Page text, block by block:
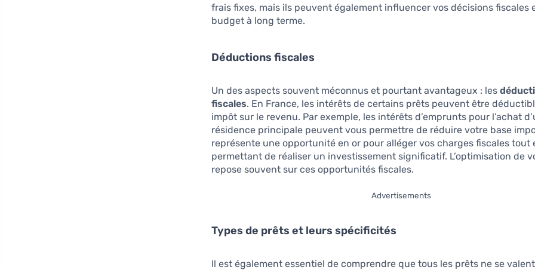
frais fixes, mais ils peuvent également influencer vos décisions fiscales
budget à long terme.
Déductions fiscales
Un des aspects souvent méconnus et pourtant avantageux : les
fiscales. En France, les intérêts de certains prêts peuvent être
impôt sur le revenu. Par exemple, les intérêts d’emprunts pour l’achat
résidence principale peuvent vous permettre de réduire votre base
représente une opportunité en or pour alléger vos charges fiscales tout
permettant de réaliser un investissement significatif. L’optimisation de
repose souvent sur ces opportunités fiscales.
Advertisements
Types de prêts et leurs spécificités
Il est également essentiel de comprendre que tous les prêts ne se